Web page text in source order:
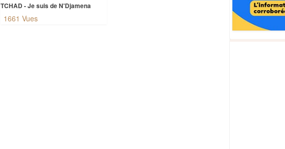
TCHAD - Je suis de N'Djamena
1661 Vues